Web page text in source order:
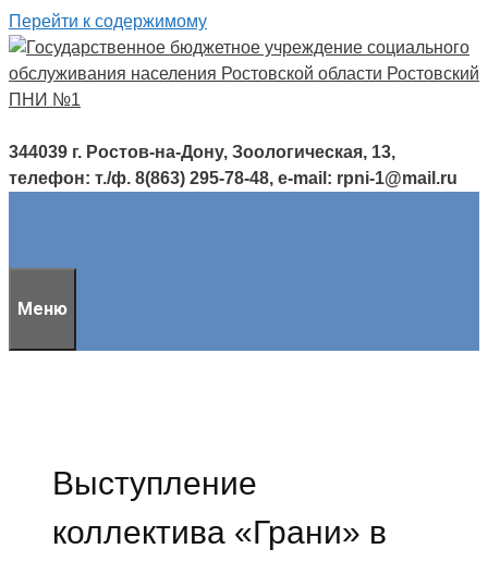
Перейти к содержимому
344039 г. Ростов-на-Дону, Зоологическая, 13,
телефон: т./ф. 8(863) 295-78-48, e-mail: rpni-1@mail.ru
Меню
Выступление
коллектива «Грани» в